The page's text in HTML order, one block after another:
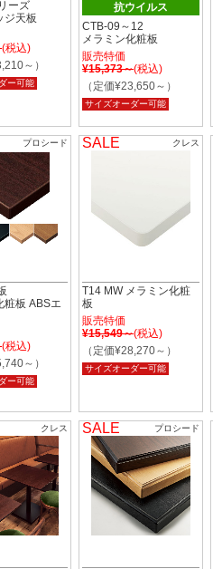
ーズ
ジ天板
(税込)
～）
ー可能
抗ウイルス
CTB-09～12
メラミン化粧板
販売特価
¥15,373～(税込)
（定価¥23,650～）
サイズオーダー可能
プロシード
粧板 ABSエ
(税込)
～）
ー可能
SALE クレス
T14 MW メラミン化粧
板
販売特価
¥15,549～(税込)
（定価¥28,270～）
サイズオーダー可能
クレス SALE プロシード